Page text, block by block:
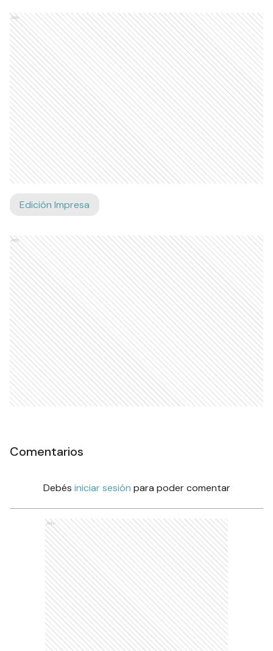
Ads
Edición Impresa
Ads
Comentarios
Debés iniciar sesión para poder comentar
Ads